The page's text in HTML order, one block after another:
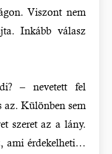
Viszont nem
Inkább válasz
– nevetett fel
az. Különben sem
szeret az a lány.
ami érdekelheti…